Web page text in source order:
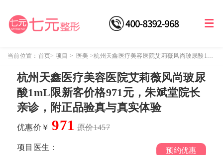
当前位置： 首页> 项目 > 医美 >杭州天鑫医疗美容医院艾莉薇风尚玻尿酸1mL
杭州天鑫医疗美容医院艾莉薇风尚玻尿
酸1mL限新客价格971元，朱斌堂院长
亲诊，附正品验真与真实体验
优惠价￥ 971 原价1457
项目医生： 预约优惠